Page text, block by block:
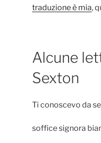
traduzione è mia,
Alcune
Sexton
Ti conoscevo da
soffice signora